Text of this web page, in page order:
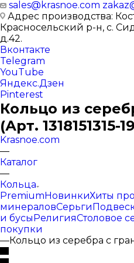
sales@krasnoe.com
Адрес производства:
Красносельский р-н, с.
д.42.
Вконтакте
Telegram
YouTube
Яндекс.Дзен
Pinterest
Кольцо из
(Арт. 1318151315-
Krasnoe.com
—
Каталог
—
Кольца
PremiumНовинкиХиты
минераловСерьги
и бусыРелигияСтоловое
покупки
—Кольцо из серебра с